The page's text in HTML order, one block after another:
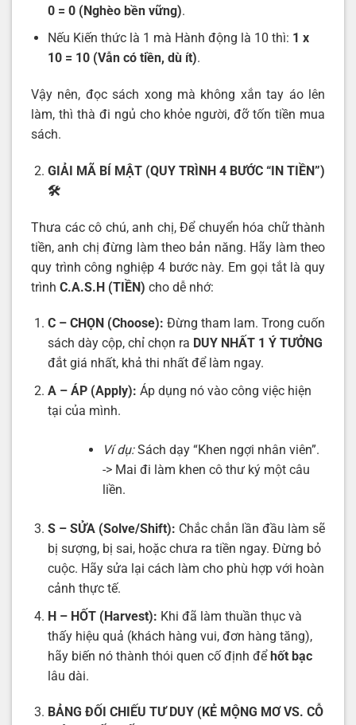
0 = 0 (Nghèo bền vững).
Nếu Kiến thức là 1 mà Hành động là 10 thì: 1 x
10 = 10 (Vẫn có tiền, dù ít).
Vậy nên, đọc sách xong mà không xắn tay áo lên
làm, thì thà đi ngủ cho khỏe người, đỡ tốn tiền mua
sách.
GIẢI MÃ BÍ MẬT (QUY TRÌNH 4 BƯỚC “IN TIỀN”)
🛠️
Thưa các cô chú, anh chị, Để chuyển hóa chữ thành
tiền, anh chị đừng làm theo bản năng. Hãy làm theo
quy trình công nghiệp 4 bước này. Em gọi tắt là quy
trình C.A.S.H (TIỀN) cho dễ nhớ:
C – CHỌN (Choose): Đừng tham lam. Trong cuốn
sách dày cộp, chỉ chọn ra DUY NHẤT 1 Ý TƯỞNG
đắt giá nhất, khả thi nhất để làm ngay.
A – ÁP (Apply): Áp dụng nó vào công việc hiện
tại của mình.
Ví dụ:Sách dạy “Khen ngợi nhân viên”.
-> Mai đi làm khen cô thư ký một câu
liền.
S – SỬA (Solve/Shift): Chắc chắn lần đầu làm sẽ
bị sượng, bị sai, hoặc chưa ra tiền ngay. Đừng bỏ
cuộc. Hãy sửa lại cách làm cho phù hợp với hoàn
cảnh thực tế.
H – HỐT (Harvest): Khi đã làm thuần thục và
thấy hiệu quả (khách hàng vui, đơn hàng tăng),
hãy biến nó thành thói quen cố định đểhốt bạc
lâu dài.
BẢNG ĐỐI CHIẾU TƯ DUY (KẺ MỘNG MƠ VS. CỖ